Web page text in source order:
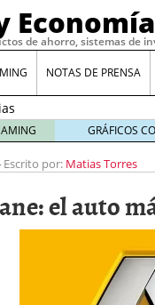
Economía
de ahorro, sistemas de
NOTAS DE PRENSA
GRÁFICOS
Escrito por: Matias Torres
el auto